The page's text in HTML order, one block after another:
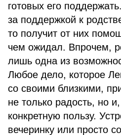
готовых его
за поддержкой к
то получит от них
чем ожидал. Впрочем,
лишь одна из
Любое дело, которое
со своими близкими,
не только радость, но
конкретную пользу.
вечеринку или просто